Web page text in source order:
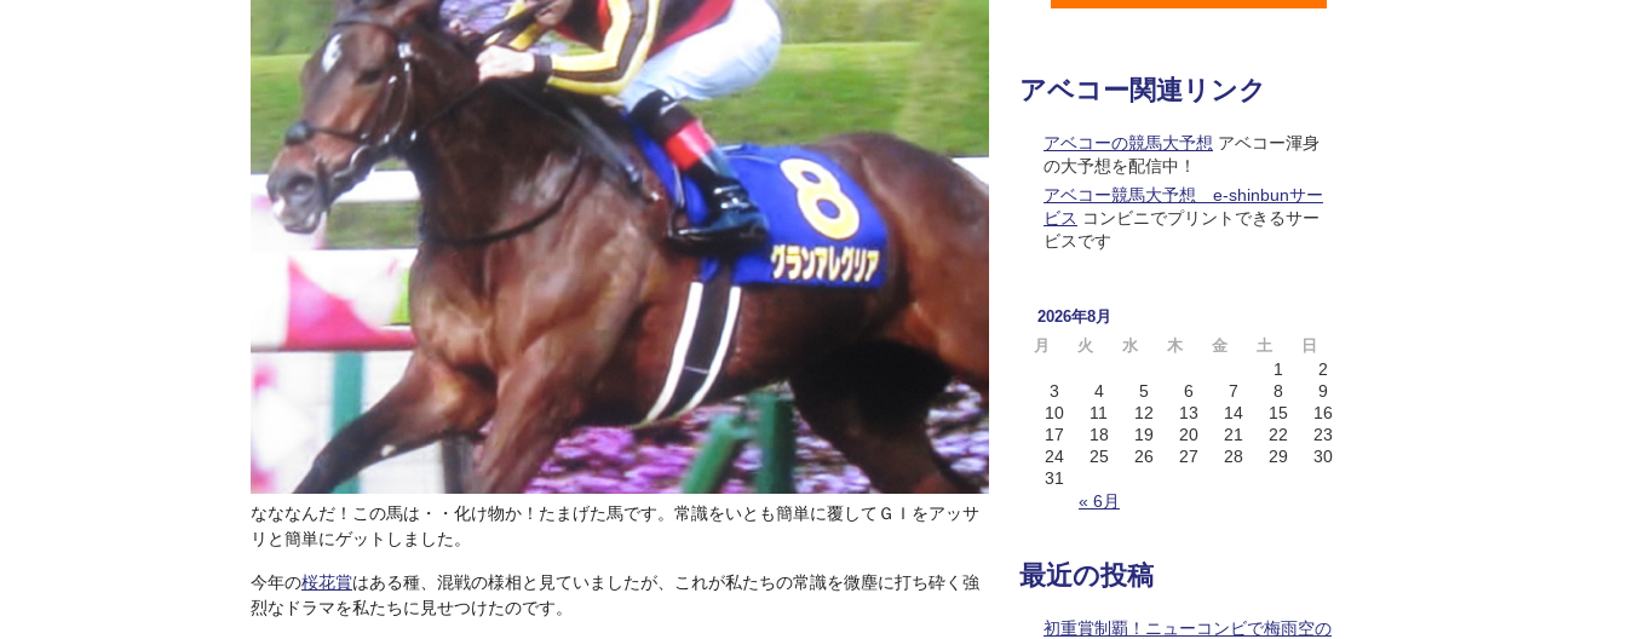
なななんだ！この馬は・・化け物か！たまげた馬です。常識をいとも簡単に覆してＧＩをアッサ
リと簡単にゲットしました。
今年の桜花賞はある種、混戦の様相と見ていましたが、これが私たちの常識を微塵に打ち砕く強
烈なドラマを私たちに見せつけたのです。
アベコー関連リンク
アベコーの競馬大予想 アベコー渾身
の大予想を配信中！
アベコー競馬大予想 e-shinbunサー
ビス コンビニでプリントできるサー
ビスです
2026年8月
月
火 水 木 金 土 日
« 6月
1
2
3
4 5 6 7 8
9
10
11 12 13 14 15
16
17
18 19 20 21 22
23
24
25 26 27 28 29
30
31
最近の投稿
初重賞制覇！ニューコンビで梅雨空の